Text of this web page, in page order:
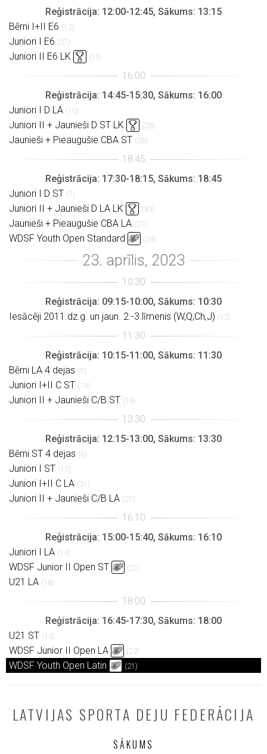
Reģistrācija: 12:00-12:45, Sākums: 13:15
Bērni I+II E6 (12)
Juniori I E6 (27)
Juniori II E6 LK (15)
Reģistrācija: 14:45-15:30, Sākums: 16:00
Juniori I D LA (10)
Juniori II + Jaunieši D ST LK (28)
Jaunieši + Pieaugušie CBA ST (26)
Reģistrācija: 17:30-18:15, Sākums: 18:45
Juniori I D ST (7)
Juniori II + Jaunieši D LA LK (30)
Jaunieši + Pieaugušie CBA LA (21)
WDSF Youth Open Standard (24)
Reģistrācija: 09:15-10:00, Sākums: 10:30
Iesācēji 2011.dz.g. un jaun. 2.-3.līmenis (W,Q,Ch,J) (12)
Reģistrācija: 10:15-11:00, Sākums: 11:30
Bērni LA 4 dejas (7)
Juniori I+II C ST (19)
Juniori II + Jaunieši C/B ST (16)
Reģistrācija: 12:15-13:00, Sākums: 13:30
Bērni ST 4 dejas (6)
Juniori I ST (15)
Juniori I+II C LA (21)
Juniori II + Jaunieši C/B LA (27)
Reģistrācija: 15:00-15:40, Sākums: 16:10
Juniori I LA (14)
WDSF Junior II Open ST (20)
U21 LA (18)
Reģistrācija: 16:45-17:30, Sākums: 18:00
U21 ST (14)
WDSF Junior II Open LA (22)
WDSF Youth Open Latin (21)
LATVIJAS SPORTA DEJU FEDERĀCIJA
SĀKUMS